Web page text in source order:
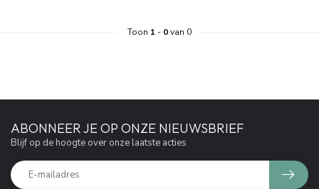
Toon 1 - 0van 0
ABONNEER JE OP ONZE NIEUWSBRIEF
Blijf op de hoogte over onze laatste acties